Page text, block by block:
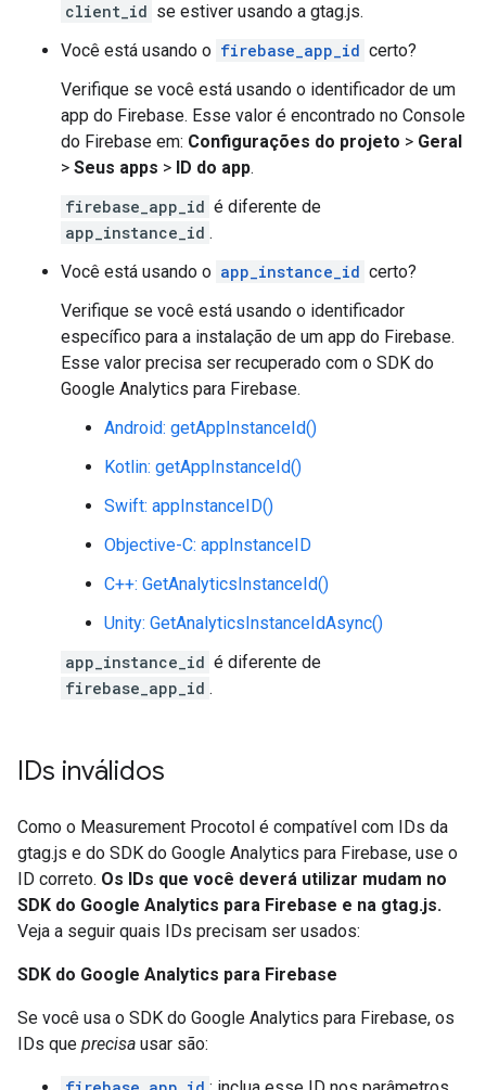
client_id se estiver usando a gtag.js.
Você está usando o firebase_app_id certo?
Verifique se você está usando o identificador de um
app do Firebase. Esse valor é encontrado no Console
do Firebase em: Configurações do projeto > Geral
> Seus apps > ID do app.
firebase_app_id é diferente de
app_instance_id .
Você está usando o app_instance_id certo?
Verifique se você está usando o identificador
específico para a instalação de um app do Firebase.
Esse valor precisa ser recuperado com o SDK do
Google Analytics para Firebase.
Android: getAppInstanceId()
Kotlin: getAppInstanceId()
Swift: appInstanceID()
Objective-C: appInstanceID
C++: GetAnalyticsInstanceId()
Unity: GetAnalyticsInstanceIdAsync()
app_instance_id é diferente de
firebase_app_id .
IDs inválidos
Como o Measurement Procotol é compatível com IDs da
gtag.js e do SDK do Google Analytics para Firebase, use o
ID correto. Os IDs que você deverá utilizar mudam no
SDK do Google Analytics para Firebase e na gtag.js.
Veja a seguir quais IDs precisam ser usados:
SDK do Google Analytics para Firebase
Se você usa o SDK do Google Analytics para Firebase, os
IDs que precisa usar são: